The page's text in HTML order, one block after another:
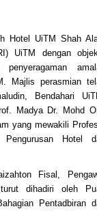
Hotel UiTM Shah
UiTM dengan
Majlis perasmian
Bendahari
Madya Dr. Mohd
yang mewakili
Hotel
Fisal,
dihadiri oleh
Pentadbiran